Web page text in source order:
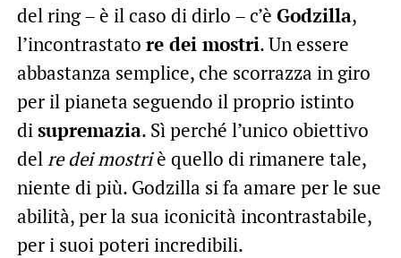
del ring – è il caso di dirlo – c’è Godzilla,
l’incontrastato re dei mostri. Un essere
abbastanza semplice, che scorrazza in giro
per il pianeta seguendo il proprio istinto
disupremazia. Sì perché l’unico obiettivo
delre dei mostriè quello di rimanere tale,
niente di più. Godzilla si fa amare per le sue
abilità, per la sua iconicità incontrastabile,
per i suoi poteri incredibili.